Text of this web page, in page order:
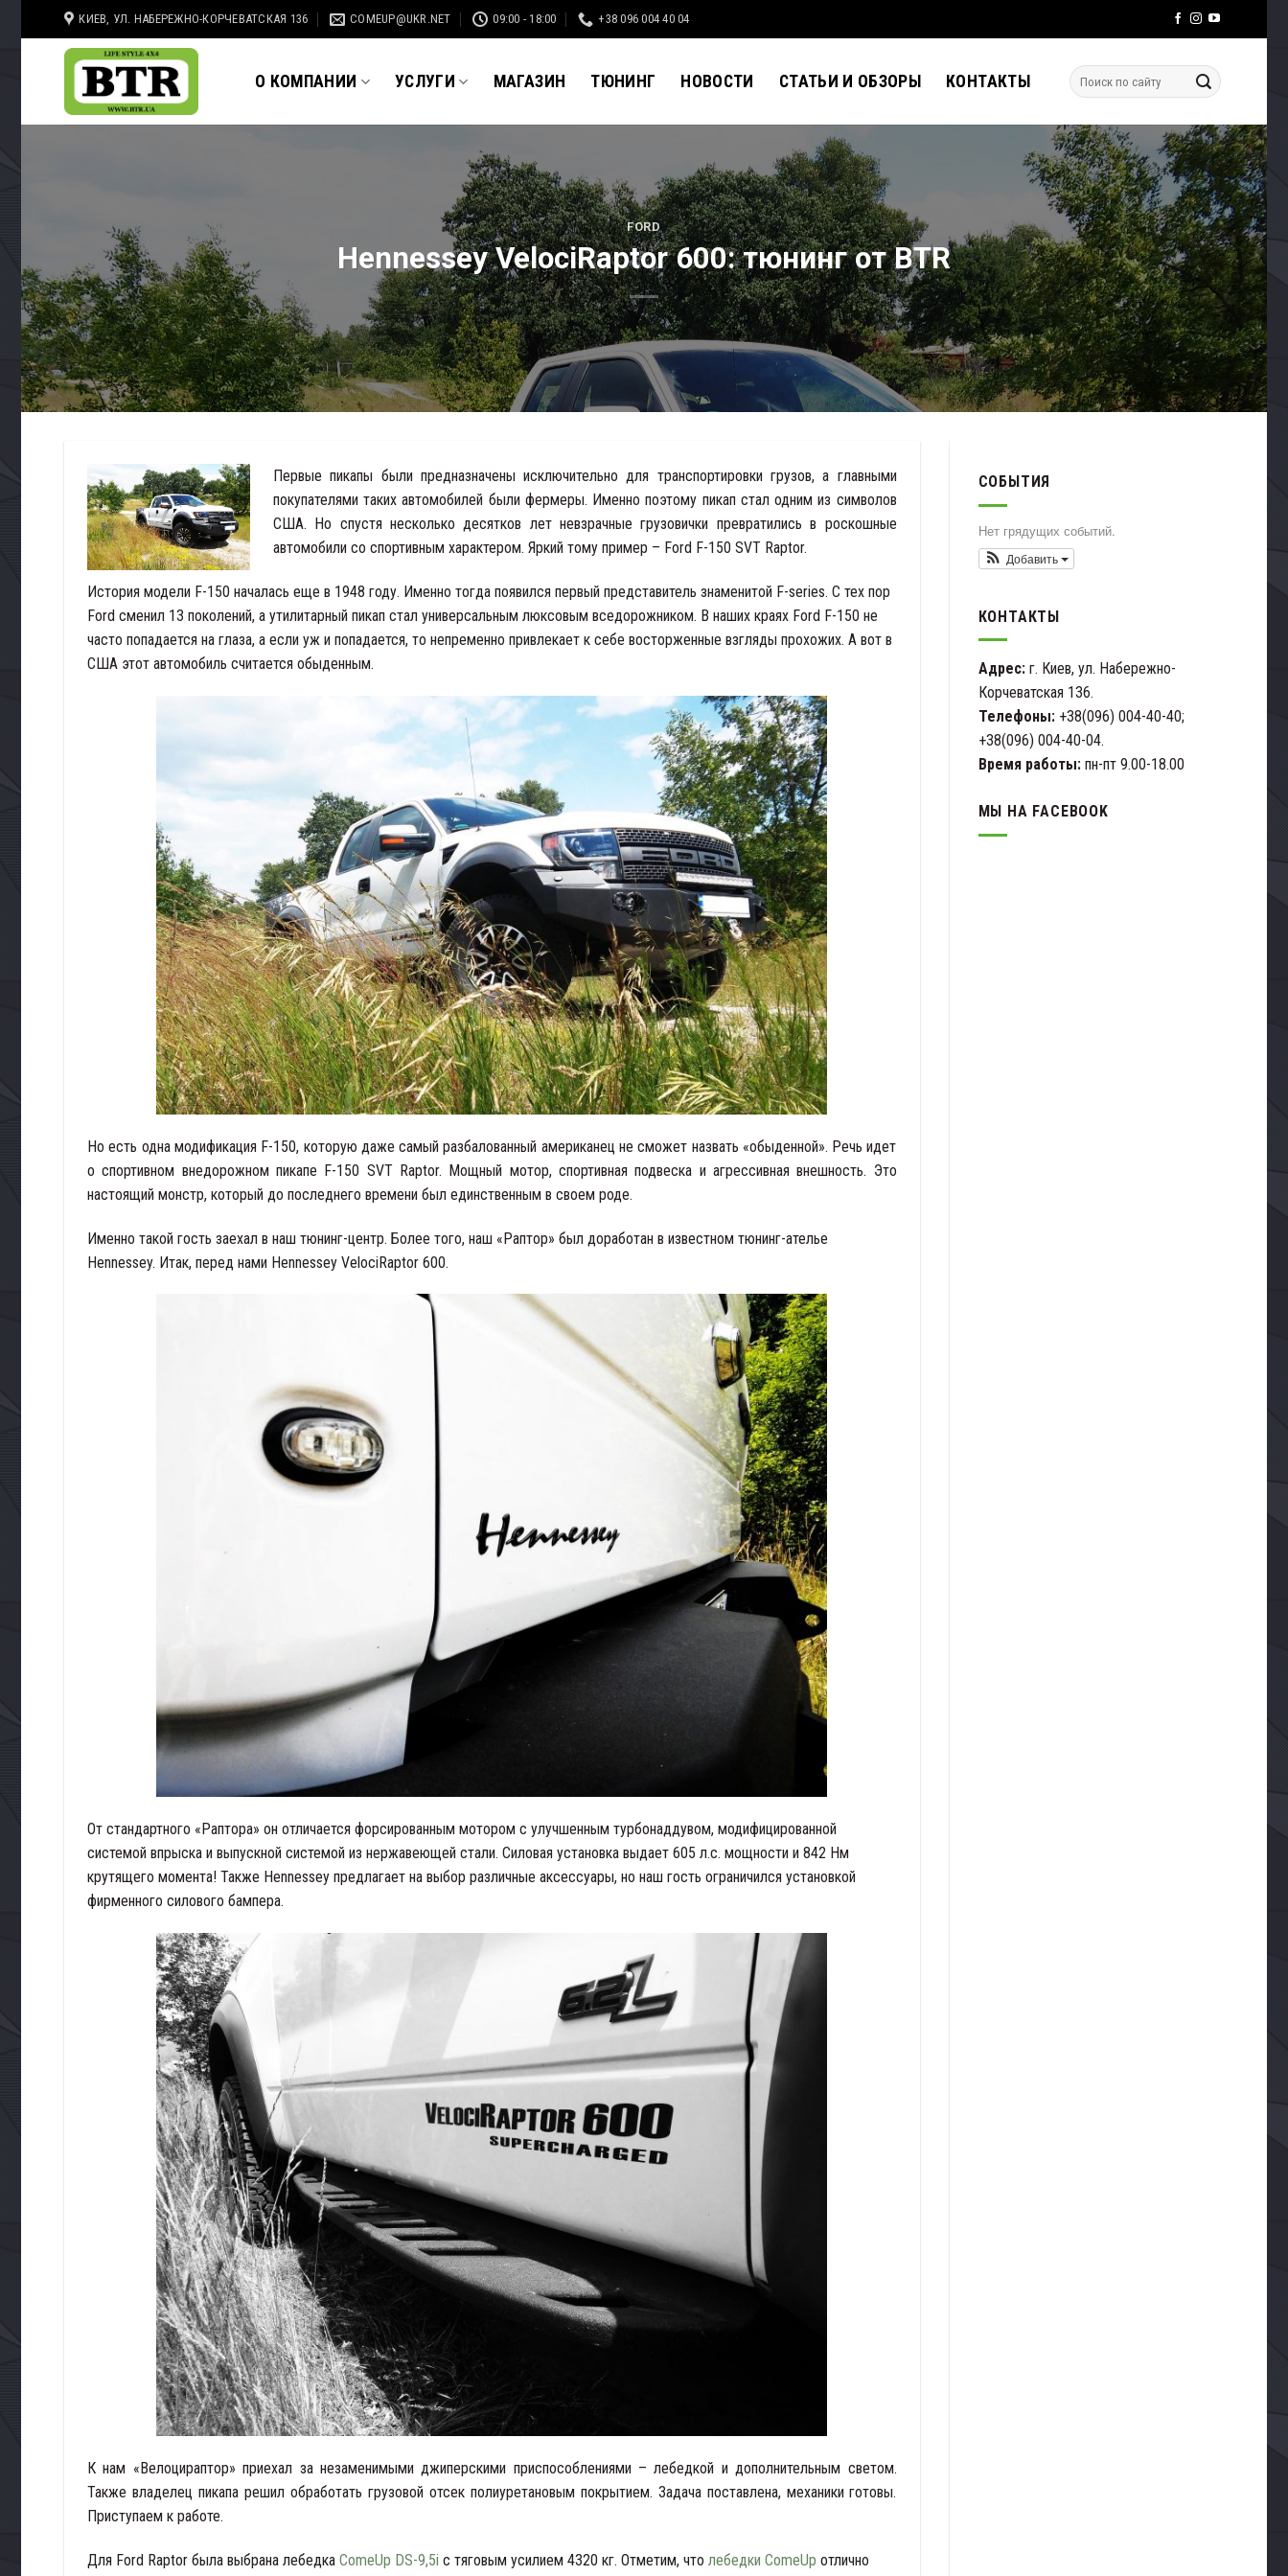
to
content
КИЕВ, УЛ. НАБЕРЕЖНО-КОРЧЕВАТСКАЯ 136 COMEUP@UKR.NET 09:00 - 18:00 +38 096 004 40 04
О КОМПАНИИ УСЛУГИ МАГАЗИН ТЮНИНГ НОВОСТИ СТАТЬИ И ОБЗОРЫ КОНТАКТЫ
FORD
Hennessey VelociRaptor 600: тюнинг от BTR
Первые пикапы были предназначены исключительно для транспортировки грузов, а главными
покупателями таких автомобилей были фермеры. Именно поэтому пикап стал одним из символов
США. Но спустя несколько десятков лет невзрачные грузовички превратились в роскошные
автомобили со спортивным характером. Яркий тому пример – Ford F-150 SVT Raptor.
История модели F-150 началась еще в 1948 году. Именно тогда появился первый представитель знаменитой F-series. С тех пор
Ford сменил 13 поколений, а утилитарный пикап стал универсальным люксовым вседорожником. В наших краях Ford F-150 не
часто попадается на глаза, а если уж и попадается, то непременно привлекает к себе восторженные взгляды прохожих. А вот в
США этот автомобиль считается обыденным.
Но есть одна модификация F-150, которую даже самый разбалованный американец не сможет назвать «обыденной». Речь идет
о спортивном внедорожном пикапе F-150 SVT Raptor. Мощный мотор, спортивная подвеска и агрессивная внешность. Это
настоящий монстр, который до последнего времени был единственным в своем роде.
Именно такой гость заехал в наш тюнинг-центр. Более того, наш «Раптор» был доработан в известном тюнинг-ателье
Hennessey. Итак, перед нами Hennessey VelociRaptor 600.
От стандартного «Раптора» он отличается форсированным мотором с улучшенным турбонаддувом, модифицированной
системой впрыска и выпускной системой из нержавеющей стали. Силовая установка выдает 605 л.с. мощности и 842 Нм
крутящего момента! Также Hennessey предлагает на выбор различные аксессуары, но наш гость ограничился установкой
фирменного силового бампера.
К нам «Велоцираптор» приехал за незаменимыми джиперскими приспособлениями – лебедкой и дополнительным светом.
Также владелец пикапа решил обработать грузовой отсек полиуретановым покрытием. Задача поставлена, механики готовы.
Приступаем к работе.
Для Ford Raptor была выбрана лебедка ComeUp DS-9,5i с тяговым усилием 4320 кг. Отметим, что лебедки ComeUp отлично
СОБЫТИЯ
Нет грядущих событий.
Добавить
КОНТАКТЫ
Адрес:г. Киев, ул. Набережно-
Корчеватская 136.
Телефоны:+38(096) 004-40-40;
+38(096) 004-40-04.
Время работы:пн-пт 9.00-18.00
МЫ НА FACEBOOK